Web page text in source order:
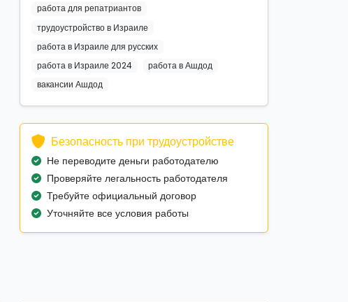
работа для репатриантов
трудоустройство в Израиле
работа в Израиле для русских
работа в Израиле 2024
работа в Ашдод
вакансии Ашдод
Безопасность при трудоустройстве
Не переводите деньги работодателю
Проверяйте легальность работодателя
Требуйте официальный договор
Уточняйте все условия работы